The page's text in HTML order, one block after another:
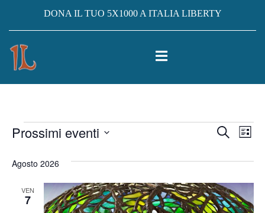
DONA IL TUO 5X1000 A ITALIA LIBERTY
Eventi
Eventi
e
viste
Cerca
Lista
Prossimi eventi
la
Agosto 2026
VEN
7